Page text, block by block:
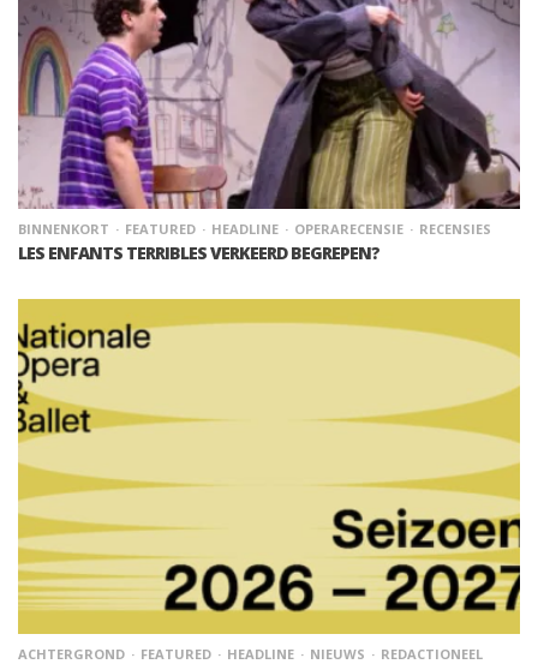
BINNENKORT FEATURED HEADLINE OPERARECENSIE RECENSIES
LES ENFANTS TERRIBLES VERKEERD BEGREPEN?
ACHTERGROND FEATURED HEADLINE NIEUWS REDACTIONEEL